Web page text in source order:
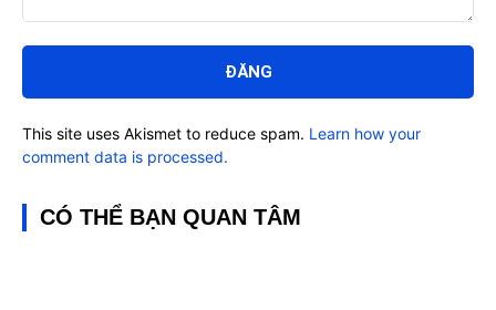
luận:
This site uses Akismet to reduce spam. Learn how your
comment data is processed.
CÓ THỂ BẠN QUAN TÂM